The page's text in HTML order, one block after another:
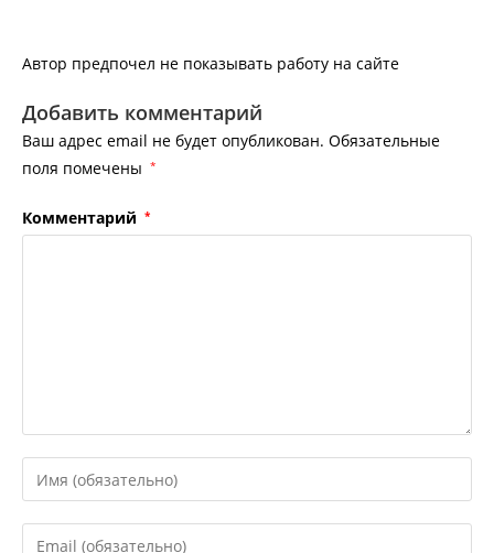
Автор предпочел не показывать работу на сайте
Добавить комментарий
Ваш адрес email не будет опубликован. Обязательные
поля помечены *
Комментарий *
Введите
свое
имя
Введите